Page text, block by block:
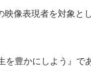
像表現者を対象と
豊かにしよう』で